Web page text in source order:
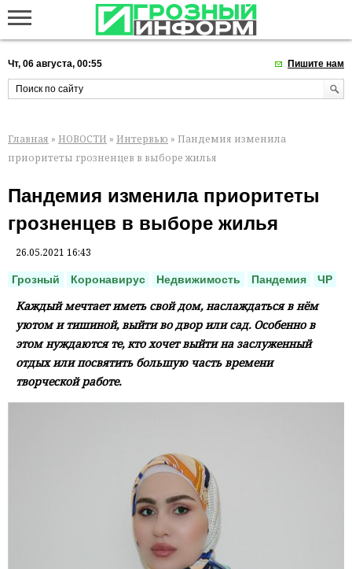
Чт, 06 августа, 00:55 Пишите нам
Главная » НОВОСТИ » Интервью » Пандемия изменила
приоритеты грозненцев в выборе жилья
Пандемия изменила приоритеты
грозненцев в выборе жилья
26.05.2021 16:43
Грозный Коронавирус Недвижимость Пандемия ЧР
Каждый мечтает иметь свой дом, наслаждаться в нём
уютом и тишиной, выйти во двор или сад. Особенно в
этом нуждаются те, кто хочет выйти на заслуженный
отдых или посвятить большую часть времени
творческой работе.